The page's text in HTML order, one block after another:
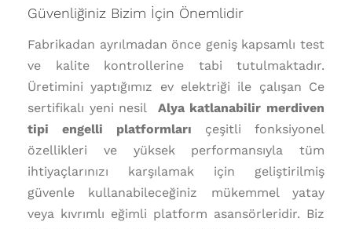
Güvenliğiniz Bizim İçin Önemlidir
Fabrikadan ayrılmadan önce geniş kapsamlı test
ve kalite kontrollerine tabi tutulmaktadır.
Üretimini yaptığımız ev elektriği ile çalışan Ce
sertifikalı yeni nesil Alya katlanabilir merdiven
tipi engelli platformları çeşitli fonksiyonel
özellikleri ve yüksek performansıyla tüm
ihtiyaçlarınızı karşılamak için geliştirilmiş
güvenle kullanabileceğiniz mükemmel yatay
veya kıvrımlı eğimli platform asansörleridir. Biz